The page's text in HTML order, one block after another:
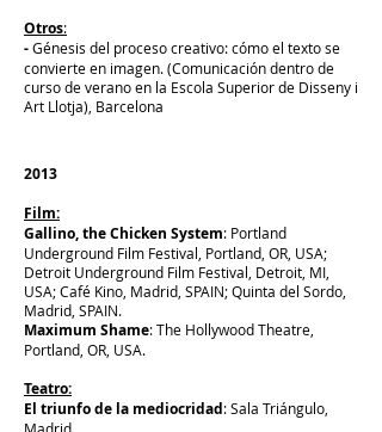
Otros:
-Génesis del proceso creativo: cómo el texto se
convierte en imagen. (Comunicación dentro de
curso de verano en la Escola Superior de Disseny i
Art Llotja), Barcelona
2013
Film:
Gallino, the Chicken System: Portland
Underground Film Festival, Portland, OR, USA;
Detroit Underground Film Festival, Detroit, MI,
USA; Café Kino, Madrid, SPAIN; Quinta del Sordo,
Madrid, SPAIN.
Maximum Shame: The Hollywood Theatre,
Portland, OR, USA.
Teatro:
El triunfo de la mediocridad: Sala Triángulo,